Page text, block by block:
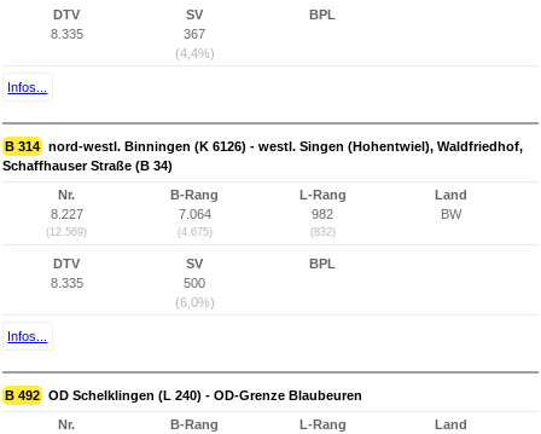
DTV
8.335
SV
367
(4,4%)
BPL
Infos...
B 314 nord-westl. Binningen (K 6126) - westl. Singen (Hohentwiel), Waldfriedhof,
Schaffhauser Straße (B 34)
Nr.
8.227
(12.569)
B-Rang
7.064
(4.675)
L-Rang
982
(832)
Land
BW
DTV
8.335
SV
500
(6,0%)
BPL
Infos...
B 492 OD Schelklingen (L 240) - OD-Grenze Blaubeuren
Nr.
B-Rang
L-Rang
Land